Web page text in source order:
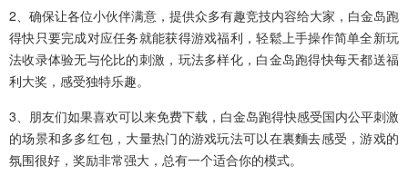
2、确保让各位小伙伴满意，提供众多有趣竞技内容给大家，白金岛跑
得快只要完成对应任务就能获得游戏福利，轻鬆上手操作简单全新玩
法收录体验无与伦比的刺激，玩法多样化，白金岛跑得快每天都送福
利大奖，感受独特乐趣。
3、朋友们如果喜欢可以来免费下载，白金岛跑得快感受国内公平刺激
的场景和多多红包，大量热门的游戏玩法可以在裏麵去感受，游戏的
氛围很好，奖励非常强大，总有一个适合你的模式。